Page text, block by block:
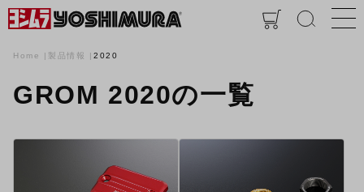
Home 製品情報 2020
GROM 2020の一覧